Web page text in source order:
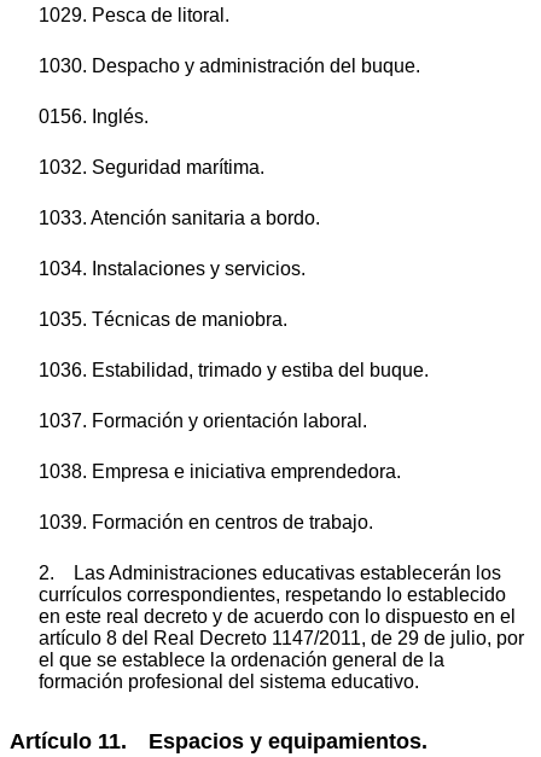
1029. Pesca de litoral.
1030. Despacho y administración del buque.
0156. Inglés.
1032. Seguridad marítima.
1033. Atención sanitaria a bordo.
1034. Instalaciones y servicios.
1035. Técnicas de maniobra.
1036. Estabilidad, trimado y estiba del buque.
1037. Formación y orientación laboral.
1038. Empresa e iniciativa emprendedora.
1039. Formación en centros de trabajo.
2. Las Administraciones educativas establecerán los
currículos correspondientes, respetando lo establecido
en este real decreto y de acuerdo con lo dispuesto en el
artículo 8 del Real Decreto 1147/2011, de 29 de julio, por
el que se establece la ordenación general de la
formación profesional del sistema educativo.
Artículo 11. Espacios y equipamientos.